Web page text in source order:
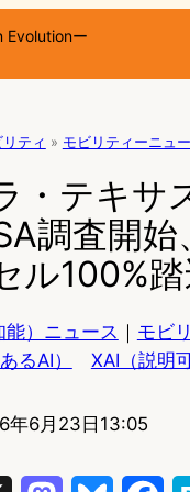
Evolutionー
リティ » モビリティーニュ
・テキサ
調査開始
ル100%
能）ニュース ｜ モビ
るAI）
XAI（説明
年6月23日13:05